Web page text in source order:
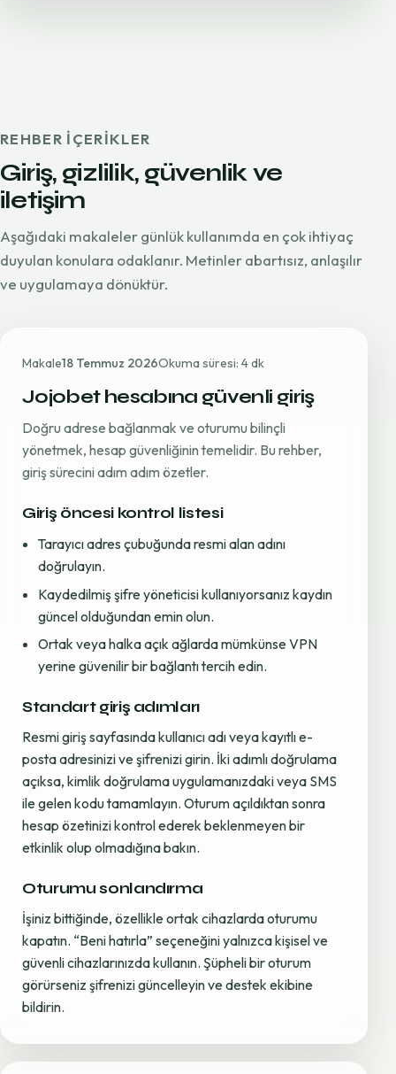
REHBER IÇERIKLER
Giriş, gizlilik, güvenlik ve
iletişim
Aşağıdaki makaleler günlük kullanımda en çok ihtiyaç
duyulan konulara odaklanır. Metinler abartısız, anlaşılır
ve uygulamaya dönüktür.
Makale18 Temmuz 2026Okuma süresi: 4 dk
Jojobet hesabına güvenli giriş
Doğru adrese bağlanmak ve oturumu bilinçli
yönetmek, hesap güvenliğinin temelidir. Bu rehber,
giriş sürecini adım adım özetler.
Giriş öncesi kontrol listesi
Tarayıcı adres çubuğunda resmi alan adını
doğrulayın.
Kaydedilmiş şifre yöneticisi kullanıyorsanız kaydın
güncel olduğundan emin olun.
Ortak veya halka açık ağlarda mümkünse VPN
yerine güvenilir bir bağlantı tercih edin.
Standart giriş adımları
Resmi giriş sayfasında kullanıcı adı veya kayıtlı e-
posta adresinizi ve şifrenizi girin. İki adımlı doğrulama
açıksa, kimlik doğrulama uygulamanızdaki veya SMS
ile gelen kodu tamamlayın. Oturum açıldıktan sonra
hesap özetinizi kontrol ederek beklenmeyen bir
etkinlik olup olmadığına bakın.
Oturumu sonlandırma
İşiniz bittiğinde, özellikle ortak cihazlarda oturumu
kapatın. “Beni hatırla” seçeneğini yalnızca kişisel ve
güvenli cihazlarınızda kullanın. Şüpheli bir oturum
görürseniz şifrenizi güncelleyin ve destek ekibine
bildirin.